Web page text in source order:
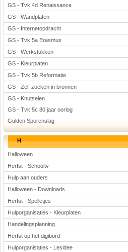
GS - Tvk 4d Renaissance
GS - Wandplaten
GS - Internetopdracht
GS - Tvk 5a Erasmus
GS - Werkstukken
GS - Kleurplaten
GS - Tvk 5b Reformatie
GS - Zelf zoeken in bronnen
GS - Knutselen
GS - Tvk 5c 80 jaar oorlog
Gulden Sporenslag
H
Halloween
Herfst - Schooltv
Hulp aan ouders
Halloween - Downloads
Herfst - Spelletjes
Hulporganisaties - Kleurplaten
Handelingsplanning
Herfst op het digibord
Hulporganisaties - Lesidee